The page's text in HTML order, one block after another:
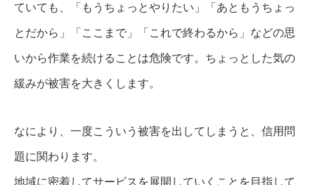
ていても、「もうちょっとやりたい」「あともうちょっ
とだから」「ここまで」「これで終わるから」などの思
いから作業を続けることは危険です。ちょっとした気の
緩みが被害を大きくします。
なにより、一度こういう被害を出してしまうと、信用問
題に関わります。
地域に密着してサービスを展開していくことを目指して